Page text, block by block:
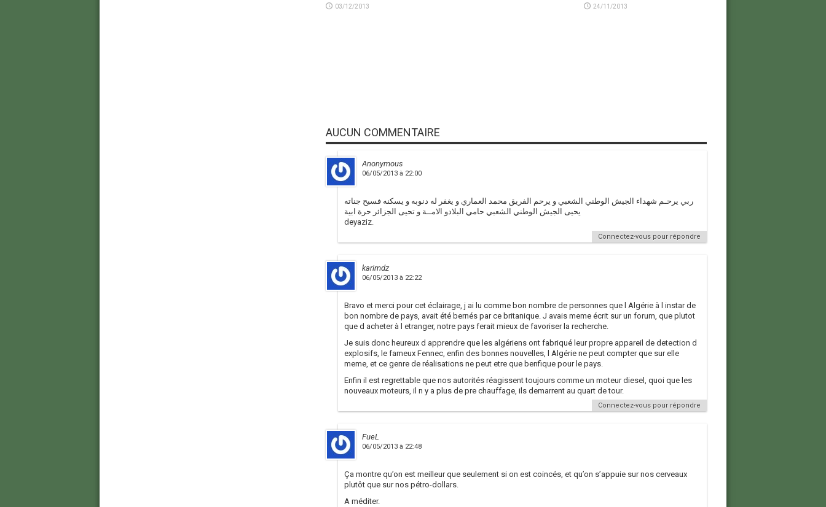
03/12/2013 24/11/2013
AUCUN COMMENTAIRE
Anonymous
06/05/2013 à 22:00
ربي يرحـم شهداء الجيش الوطني الشعبي و يرحم الفريق محمد العماري و يغفر له دنوبه و يسكنه فسيح جناته
يحيى الجيش الوطني الشعبي حامي البلادو الامــة و تحيى الجزائر حرة ابية
deyaziz.
Connectez-vous pour répondre
karimdz
06/05/2013 à 22:22
Bravo et merci pour cet éclairage, j ai lu comme bon nombre de personnes que l Algérie à l instar de
bon nombre de pays, avait été bernés par ce britanique. J avais meme écrit sur un forum, que plutot
que d acheter à l etranger, notre pays ferait mieux de favoriser la recherche.
Je suis donc heureux d apprendre que les algériens ont fabriqué leur propre appareil de detection d
explosifs, le fameux Fennec, enfin des bonnes nouvelles, l Algérie ne peut compter que sur elle
meme, et ce genre de réalisations ne peut etre que benfique pour le pays.
Enfin il est regrettable que nos autorités réagissent toujours comme un moteur diesel, quoi que les
nouveaux moteurs, il n y a plus de pre chauffage, ils demarrent au quart de tour.
Connectez-vous pour répondre
FueL
06/05/2013 à 22:48
Ça montre qu’on est meilleur que seulement si on est coincés, et qu’on s’appuie sur nos cerveaux
plutôt que sur nos pétro-dollars.
A méditer.